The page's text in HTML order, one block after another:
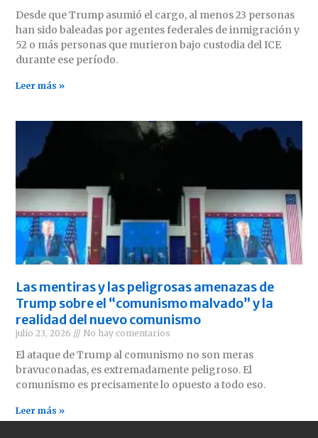
Desde que Trump asumió el cargo, al menos 23 personas
han sido baleadas por agentes federales de inmigración y
52 o más personas que murieron bajo custodia del ICE
durante ese período.
Leer más »
Las mentiras y las peligrosas amenazas de
Trump sobre el “comunismo malvado” y la
realidad del nuevo comunismo
julio 23, 2026 No hay comentarios
El ataque de Trump al comunismo no son meras
bravuconadas, es extremadamente peligroso. El
comunismo es precisamente lo opuesto a todo eso.
Leer más »